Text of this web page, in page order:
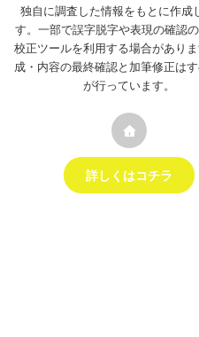
独自に調査した情報をもとに作成
す。一部で誤字脱字や表現の確認
校正ツールを利用する場合があり
成・内容の最終確認と加筆修正は
が行っています。
詳しくはコチラ